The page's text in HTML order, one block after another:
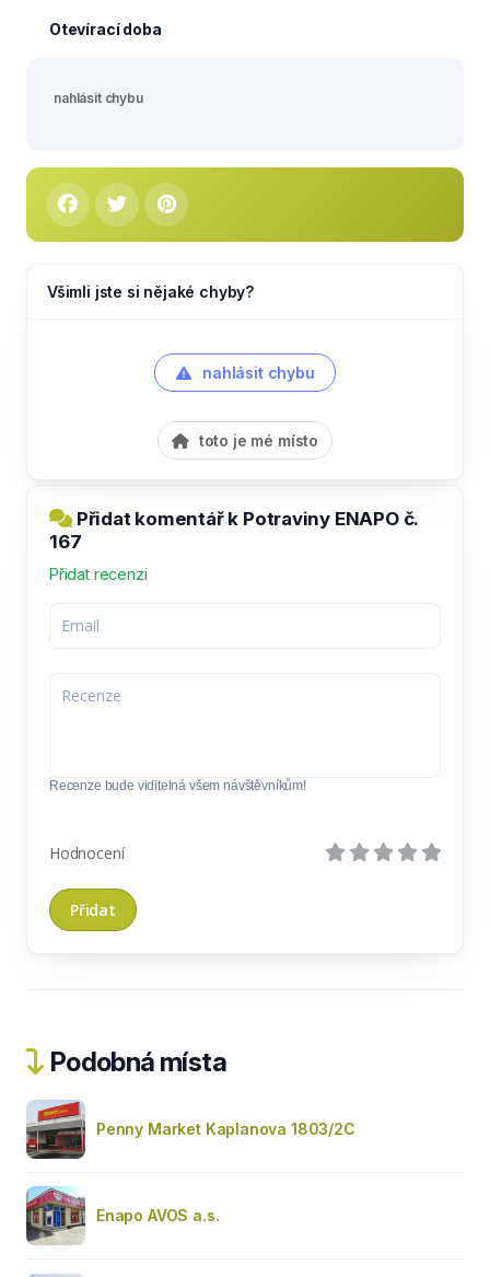
Otevírací doba
nahlásit chybu
Všimli jste si nějaké chyby?
nahlásit chybu
toto je mé místo
Přidat komentář k Potraviny ENAPO č.
167
Přidat recenzi
Recenze bude viditelná všem návštěvníkům!
Hodnocení
Podobná místa
Penny Market Kaplanova 1803/2C
Enapo AVOS a.s.